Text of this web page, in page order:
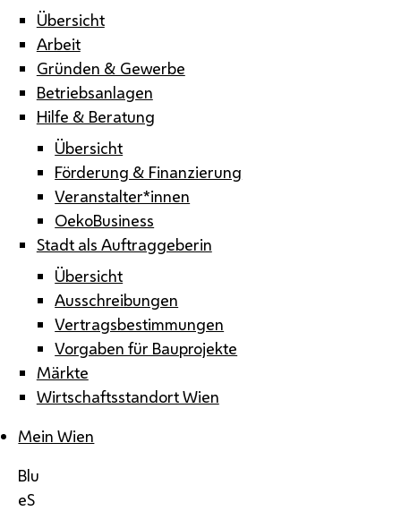
Übersicht
Arbeit
Gründen & Gewerbe
Betriebsanlagen
Hilfe & Beratung
Übersicht
Förderung & Finanzierung
Veranstalter*innen
OekoBusiness
Stadt als Auftraggeberin
Übersicht
Ausschreibungen
Vertragsbestimmungen
Vorgaben für Bauprojekte
Märkte
Wirtschaftsstandort Wien
Mein Wien
Blu
eS